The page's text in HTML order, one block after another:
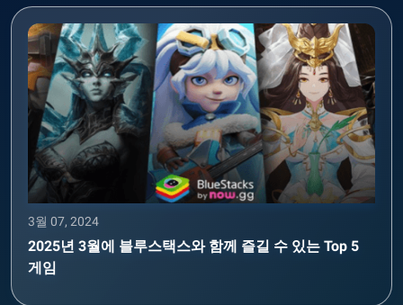
3월 07, 2024
2025년 3월에 블루스택스와 함께 즐길 수 있는 Top 5
게임